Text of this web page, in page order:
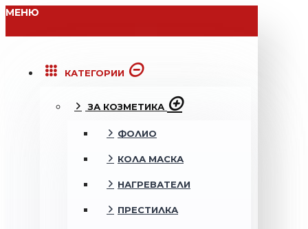
МЕНЮ
КАТЕГОРИИ
ЗА КОЗМЕТИКА
ФОЛИО
КОЛА МАСКА
НАГРЕВАТЕЛИ
ПРЕСТИЛКА